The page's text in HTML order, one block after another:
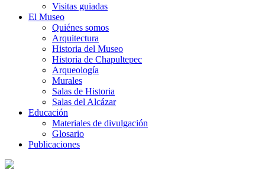
Visitas guiadas
El Museo
Quiénes somos
Arquitectura
Historia del Museo
Historia de Chapultepec
Arqueología
Murales
Salas de Historia
Salas del Alcázar
Educación
Materiales de divulgación
Glosario
Publicaciones